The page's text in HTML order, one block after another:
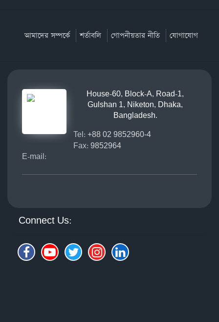
আমাদের সম্পর্কে শর্তাবলি গোপনীয়তার নীতি যোগাযোগ
House-60, Block-A, Road-1,
Gulshan 1, Niketon, Dhaka,
Bangladesh.
Tel: +88 02 9852960-4
Fax: 9852964
E-mail:
Connect Us: